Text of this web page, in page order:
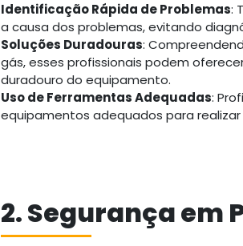
Identificação Rápida de Problemas:
a causa dos problemas, evitando
Soluções Duradouras:
gás, esses profissionais podem
duradouro do equipamento.
Uso de Ferramentas Adequadas:
equipamentos adequados para
2. Segurança em